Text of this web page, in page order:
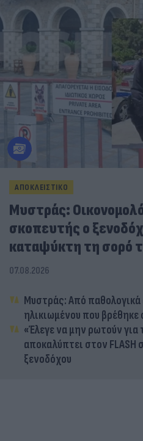
ΑΠΟΚΛΕΙΣΤΙΚΟ
Μυστράς:
σκοπευτής ο
καταψύκτη τη σορό
07.08.2026
Μυστράς: Από παθολογικά
ηλικιωμένου που
«Έλεγε να μην ρωτούν για
αποκαλύπτει στον FLASH
ξενοδόχου